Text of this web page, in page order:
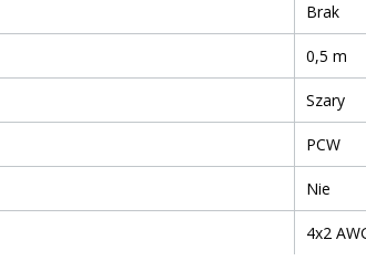
Brak
0,5 m
Szary
PCW
Nie
4x2